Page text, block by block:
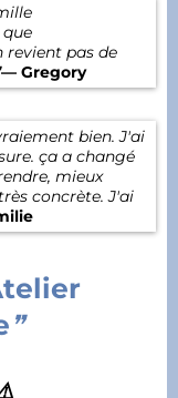
revient pas de
— Gregory
bien. J'ai
ça a changé
mieux
concrète. J'ai
❞